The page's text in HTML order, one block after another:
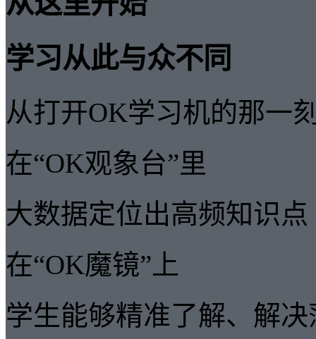
学习从此与众不同
从打开OK学习机的那一
在“OK观象台”里
大数据定位出高频知识点
在“OK魔镜”上
学生能够精准了解、解